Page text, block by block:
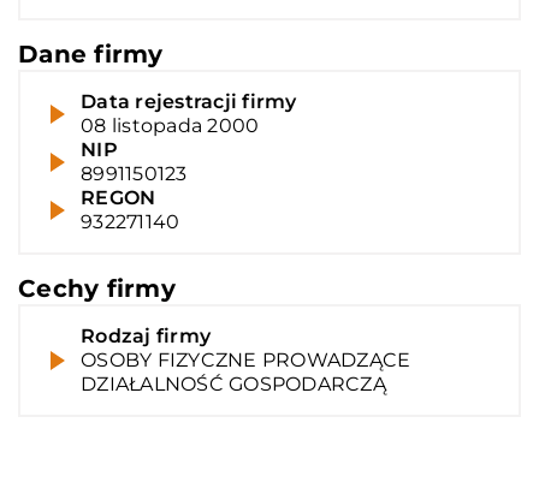
Dane firmy
Data rejestracji firmy
08 listopada 2000
NIP
8991150123
REGON
932271140
Cechy firmy
Rodzaj firmy
OSOBY FIZYCZNE PROWADZĄCE
DZIAŁALNOŚĆ GOSPODARCZĄ